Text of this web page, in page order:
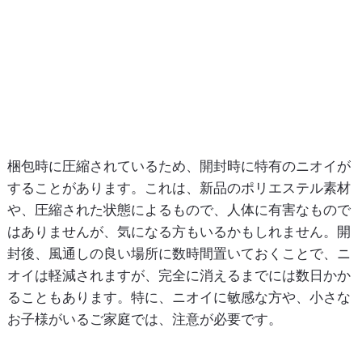
梱包時に圧縮されているため、開封時に特有のニオイが
することがあります。これは、新品のポリエステル素材
や、圧縮された状態によるもので、人体に有害なもので
はありませんが、気になる方もいるかもしれません。開
封後、風通しの良い場所に数時間置いておくことで、ニ
オイは軽減されますが、完全に消えるまでには数日かか
ることもあります。特に、ニオイに敏感な方や、小さな
お子様がいるご家庭では、注意が必要です。